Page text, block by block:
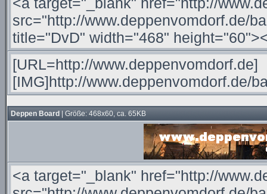
Deppen Board | Größe: 468x60, ca. 65KB